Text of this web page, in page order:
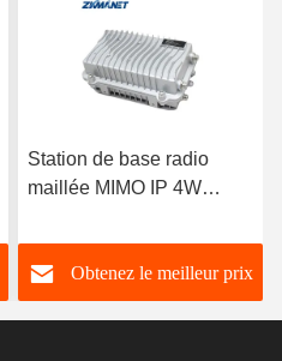
Station de base radio
maillée MIMO IP 4W
1400-1460MHz, débit de
données 82Mbps et boîtier
robuste IP67
Obtenez le meilleur prix